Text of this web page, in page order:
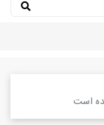
است